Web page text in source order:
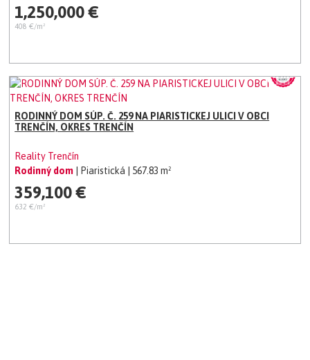
1,250,000 €
408 €/m²
RODINNÝ DOM SÚP. Č. 259 NA PIARISTICKEJ ULICI V OBCI
TRENČÍN, OKRES TRENČÍN
Reality Trenčín
Rodinný dom
| Piaristická | 567.83 m²
359,100 €
632 €/m²